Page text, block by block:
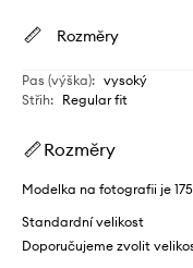
Rozměry
Pas (výška): vysoký
Střih: Regular fit
Rozměry
Modelka na fotografii je
Standardní velikost
Doporučujeme zvolit